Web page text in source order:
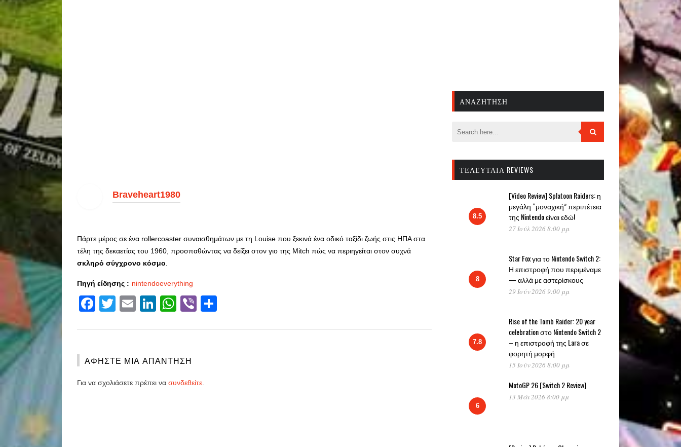
Braveheart1980
Πάρτε μέρος σε ένα rollercoaster συναισθημάτων με τη Louise που ξεκινά ένα οδικό ταξίδι ζωής στις ΗΠΑ στα
τέλη της δεκαετίας του 1960, προσπαθώντας να δείξει στον γιο της Mitch πώς να περιηγείται στον συχνά
σκληρό σύγχρονο κόσμο
Πηγή είδησης : nintendoeverything
Facebook
Twitter
EmailLinkedIn
WhatsApp
Viber
ΑΦΉΣΤΕ ΜΙΑ ΑΠΆΝΤΗΣΗ
Για να σχολιάσετε πρέπει να συνδεθείτε
ΑΝΑΖΉΤΗΣΗ
ΤΕΛΕΥΤΑΊΑ REVIEWS
8.5
[Video Review] Splatoon Raiders: η
μεγάλη “μοναχική” περιπέτεια
της Nintendo είναι εδώ!
27 Ιούλ 2026 8:00 μμ
8
Star Fox για το Nintendo Switch 2:
Η επιστροφή που περιμέναμε
— αλλά με αστερίσκους
29 Ιούν 2026 9:00 μμ
7.8
Rise of the Tomb Raider: 20 year
celebration στο Nintendo Switch 2
– η επιστροφή της Lara σε
φορητή μορφή
15 Ιούν 2026 8:00 μμ
6
MotoGP 26 [Switch 2 Review]
13 Μάι 2026 8:00 μμ